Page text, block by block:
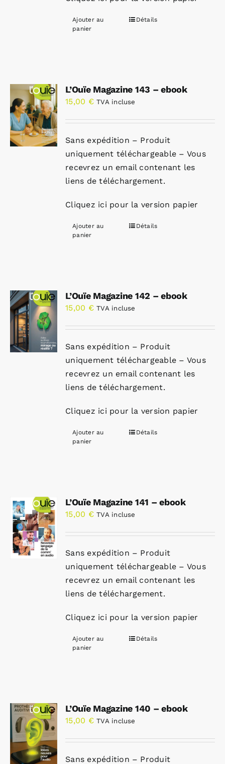
Ajouter au
panier
Détails
L’Ouïe Magazine 143 – ebook
15,00 € TVA incluse
Sans expédition – Produit
uniquement téléchargeable – Vous
recevrez un email contenant les
liens de téléchargement.
Cliquez ici pour la version papier
Ajouter au
panier
Détails
L’Ouïe Magazine 142 – ebook
15,00 € TVA incluse
Sans expédition – Produit
uniquement téléchargeable – Vous
recevrez un email contenant les
liens de téléchargement.
Cliquez ici pour la version papier
Ajouter au
panier
Détails
L’Ouïe Magazine 141 – ebook
15,00 € TVA incluse
Sans expédition – Produit
uniquement téléchargeable – Vous
recevrez un email contenant les
liens de téléchargement.
Cliquez ici pour la version papier
Ajouter au
panier
Détails
L’Ouïe Magazine 140 – ebook
15,00 € TVA incluse
Sans expédition – Produit